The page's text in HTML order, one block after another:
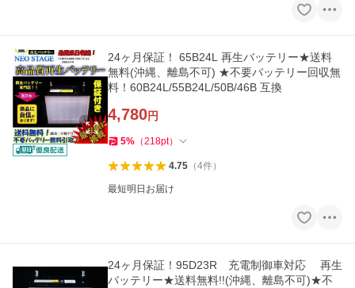
24ヶ月保証！ 65B24L 再生バッテリー★送料
無料(沖縄、離島不可) ★不要バッテリー回収無
料！60B24L/55B24L/50B/46B 互換
4,780円
5% （218pt）
4.75（4件）
最短明日お届け
24ヶ月保証！95D23R 充電制御車対応 再生
バッテリー★送料無料!!(沖縄、離島不可)★不